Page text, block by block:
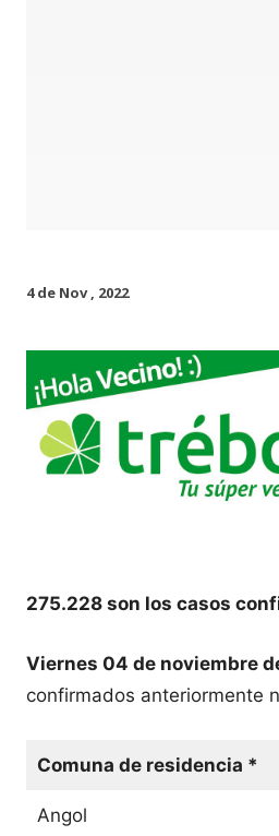
4 de Nov , 2022
275.228 son los casos
Viernes 04 de noviembre
confirmados anteriormente
Comuna de residencia *
Angol